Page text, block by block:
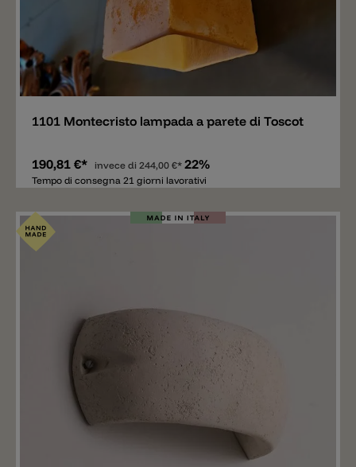
Aggiungere
1101 Montecristo lampada a parete di Toscot
190,81 €* invece di 244,00 €* 22%
Tempo di consegna 21 giorni lavorativi